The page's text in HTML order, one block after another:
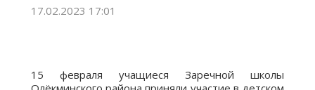
17.02.2023 17:01
15 февраля учащиеся Заречной школы